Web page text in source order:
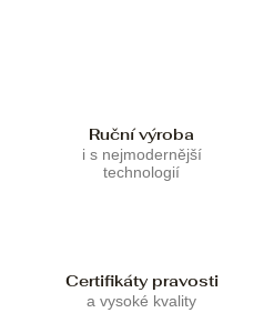
Ruční výroba
i s nejmodernější
technologií
Certifikáty pravosti
a vysoké kvality